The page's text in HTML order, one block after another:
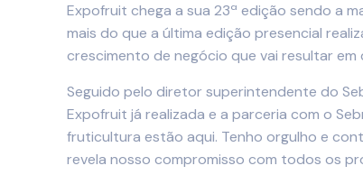
Expofruit chega a sua 23ª edição sendo a
mais do que a última edição presencial
crescimento de negócio que vai resultar em
Seguido pelo diretor superintendente do
Expofruit já realizada e a parceria com o
fruticultura estão aqui. Tenho orgulho e
revela nosso compromisso com todos os